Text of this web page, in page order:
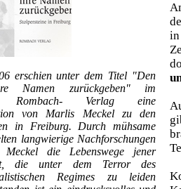
erschien unter dem Titel "Den
Namen zurückgeben" im
Rombach- Verlag eine
von Marlis Meckel zu den
in Freiburg. Durch mühsame
langwierige Nachforschungen
die Lebenswege jener
die unter dem Terror des
Regimes zu leiden